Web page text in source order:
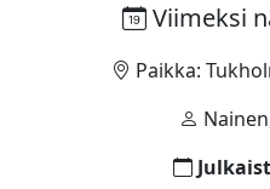
Viimeksi
Paikka: